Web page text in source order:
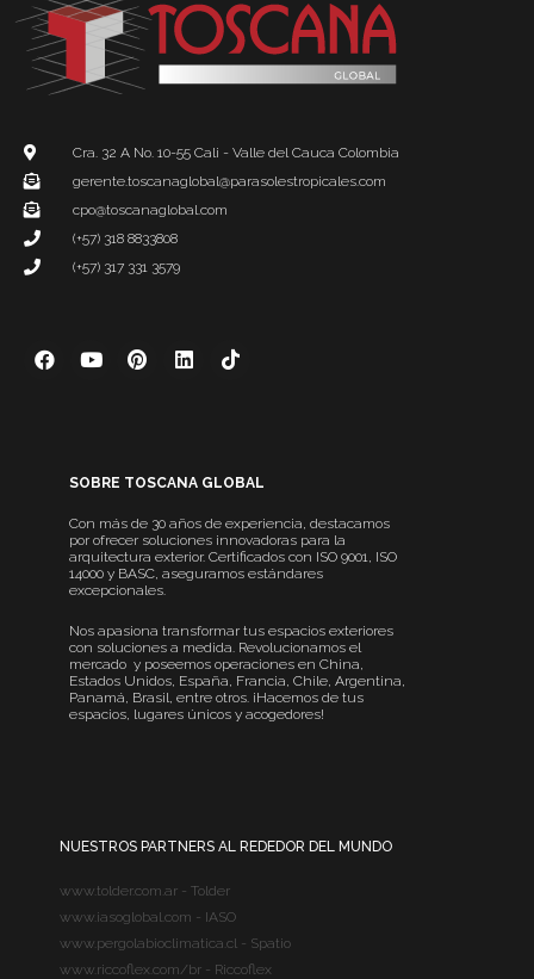
Cra. 32 A No. 10-55 Cali - Valle del Cauca Colombia
gerente.toscanaglobal@parasolestropicales.com
cpo@toscanaglobal.com
(+57) 318 8833808
(+57) 317 331 3579
SOBRE TOSCANA GLOBAL
Con más de 30 años de experiencia, destacamos
por ofrecer soluciones innovadoras para la
arquitectura exterior. Certificados con ISO 9001, ISO
14000 y BASC, aseguramos estándares
excepcionales.
Nos apasiona transformar tus espacios exteriores
con soluciones a medida. Revolucionamos el
mercado y poseemos operaciones en China,
Estados Unidos, España, Francia, Chile, Argentina,
Panamá, Brasil, entre otros. ¡Hacemos de tus
espacios, lugares únicos y acogedores!
NUESTROS PARTNERS AL REDEDOR DEL MUNDO
www.tolder.com.ar - Tolder
www.iasoglobal.com - IASO
www.pergolabioclimatica.cl - Spatio
www.riccoflex.com/br - Riccoflex